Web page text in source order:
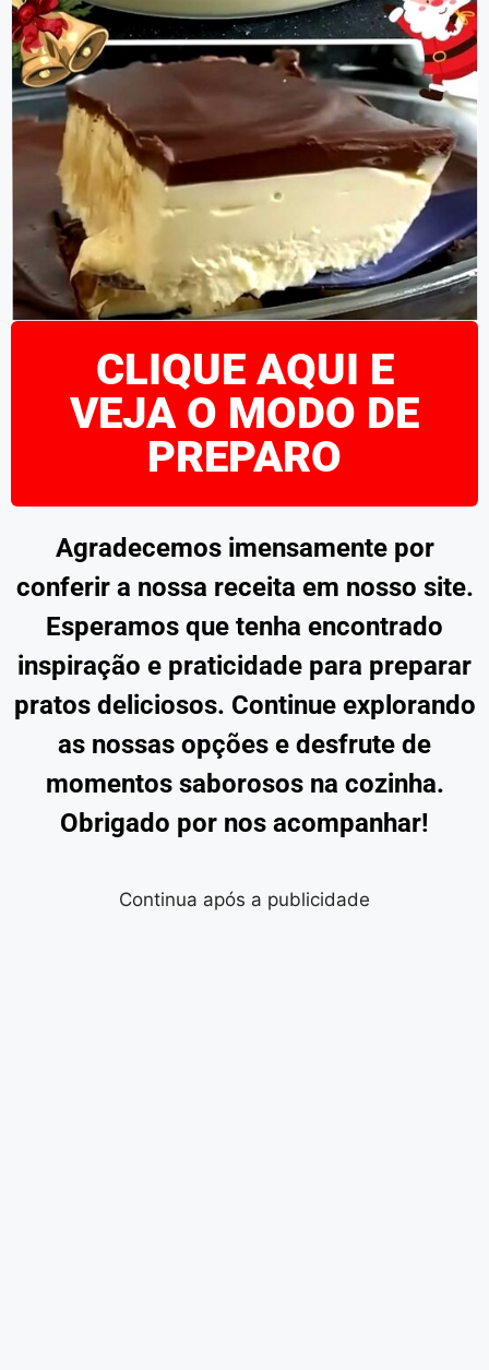
CLIQUE AQUI E
VEJA O MODO DE
PREPARO
Agradecemos imensamente por
conferir a nossa receita em nosso site.
Esperamos que tenha encontrado
inspiração e praticidade para preparar
pratos deliciosos. Continue explorando
as nossas opções e desfrute de
momentos saborosos na cozinha.
Obrigado por nos acompanhar!
Continua após a publicidade